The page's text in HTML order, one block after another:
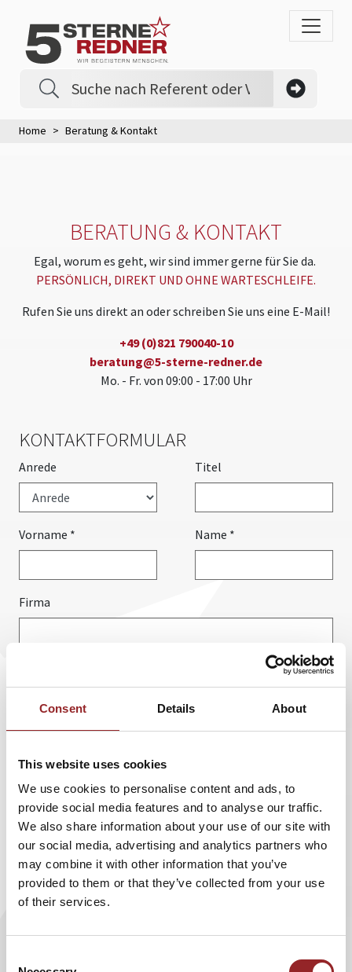
Consent Details About
This website uses cookies
We use cookies to personalise content and ads, to
provide social media features and to analyse our traffic.
We also share information about your use of our site with
our social media, advertising and analytics partners who
may combine it with other information that you’ve
provided to them or that they’ve collected from your use
of their services.
Home Beratung & Kontakt
BERATUNG & KONTAKT
Egal, worum es geht, wir sind immer gerne für Sie da.
PERSÖNLICH, DIREKT UND OHNE WARTESCHLEIFE.
Rufen Sie uns direkt an oder schreiben Sie uns eine E-Mail!
+49 (0)821 790040-10
beratung@5-sterne-redner.de
Mo. - Fr. von 09:00 - 17:00 Uhr
KONTAKTFORMULAR
Anrede Titel
Vorname * Name *
Firma
*
*
Fax
Bitte lesen Sie
unsereDatenschutzbestimmungensorgfältig durch.
Durch das Fortfahren bestätigen Sie, dass Sie die
Datenschutzvereinbarung zur Kenntnis genommen und